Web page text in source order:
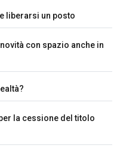
liberarsi un posto
con spazio anche in
la cessione del titolo